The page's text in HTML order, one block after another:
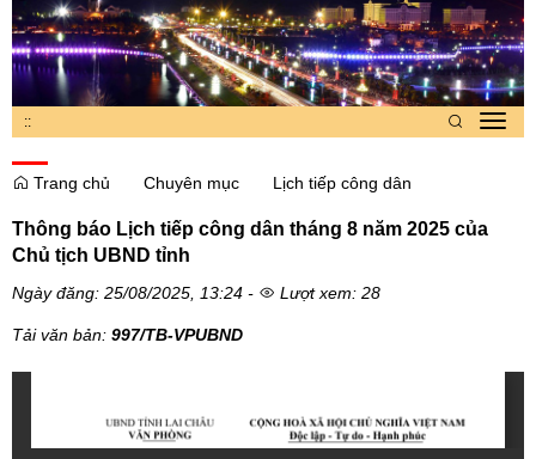
::
Trang chủ
Chuyên mục Lịch tiếp công dân
Thông báo Lịch tiếp công dân tháng 8 năm 2025 của
Chủ tịch UBND tỉnh
Ngày đăng: 25/08/2025, 13:24 - Lượt xem: 28
Tải văn bản: 997/TB-VPUBND